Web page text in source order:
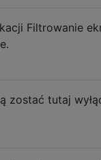
Filtrowanie
zostać tutaj